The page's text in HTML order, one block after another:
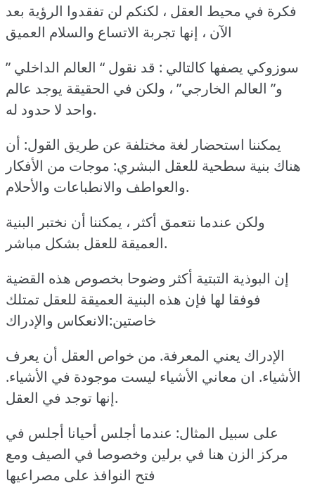
فكرة في محيط العقل ، لكنكم لن تفقدوا الرؤية بعد
الآن ، إنها تجربة الاتساع والسلام العميق
سوزوكي يصفها كالتالي : قد نقول “ العالم الداخلي ”
و” العالم الخارجي” ، ولكن في الحقيقة يوجد عالم
واحد لا حدود له.
يمكننا استحضار لغة مختلفة عن طريق القول: أن
هناك بنية سطحية للعقل البشري: موجات من الأفكار
والعواطف والانطباعات والأحلام.
ولكن عندما نتعمق أكثر ، يمكننا أن نختبر البنية
العميقة للعقل بشكل مباشر.
إن البوذية التبتية أكثر وضوحا بخصوص هذه القضية
فوفقا لها فإن هذه البنية العميقة للعقل تمتلك
خاصتين:الانعكاس والإدراك
الإدراك يعني المعرفة. من خواص العقل أن يعرف
الأشياء. ان معاني الأشياء ليست موجودة في الأشياء.
إنها توجد في العقل.
على سبيل المثال: عندما أجلس أحيانا أجلس في
مركز الزن هنا في برلين وخصوصا في الصيف ومع
فتح النوافذ على مصراعيها